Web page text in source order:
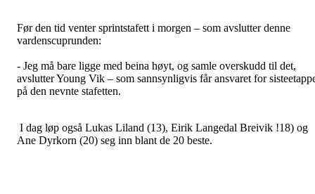
Før den tid venter sprintstafett i morgen – som avslutter denne
vardenscuprunden:
- Jeg må bare ligge med beina høyt, og samle overskudd til det,
avslutter Young Vik – som sannsynligvis får ansvaret for
på den nevnte stafetten.
I dag løp også Lukas Liland (13), Eirik Langedal Breivik !18) og
Ane Dyrkorn (20) seg inn blant de 20 beste.